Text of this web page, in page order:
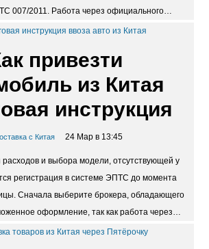
007/2011. Работа через официального…
привезти
из Китая
инструкция
с Китая 24 Мар в 13:45
и выбора модели, отсутствующей у
регистрация в системе ЭПТС до момента
Сначала выберите брокера, обладающего
оформление, так как работа через…